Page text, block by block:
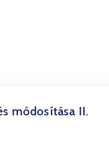
módosítása II.